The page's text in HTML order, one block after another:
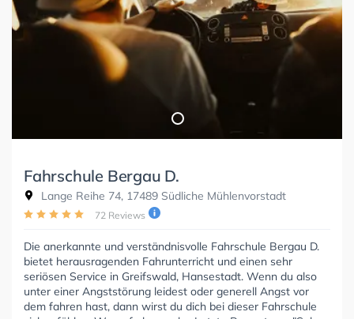
Fahrschule Bergau D.
Lange Reihe 74, 17489 Südliche Mühlenvorstadt
72 Reviews
Die anerkannte und verständnisvolle Fahrschule Bergau D.
bietet herausragenden Fahrunterricht und einen sehr
seriösen Service in Greifswald, Hansestadt. Wenn du also
unter einer Angststörung leidest oder generell Angst vor
dem fahren hast, dann wirst du dich bei dieser Fahrschule